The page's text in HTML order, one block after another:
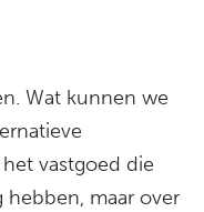
Wat kunnen we
vastgoed die
hebben, maar over